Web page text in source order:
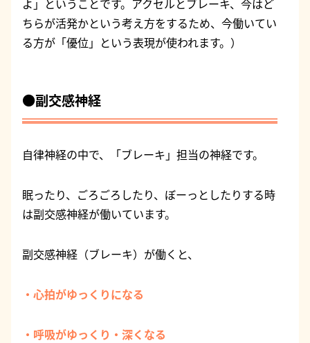
よ」ということです。アクセルとブレーキ、今はど
ちらが活発かという考え方をするため、今働いてい
る方が「優位」という表現が使われます。）
●副交感神経
自律神経の中で、「ブレーキ」担当の神経です。
眠ったり、ごろごろしたり、ぼーっとしたりする時
は副交感神経が働いています。
副交感神経（ブレーキ）が働くと、
・心拍がゆっくりになる
・呼吸がゆっくり・深くなる